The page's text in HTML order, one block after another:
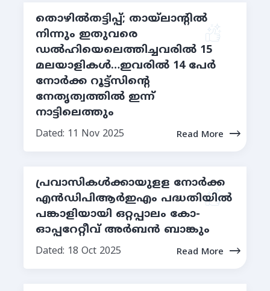
തൊഴില്‍തട്ടിപ്പ്; തായ്ലാന്റില്‍
നിന്നും ഇതുവരെ
ഡല്‍ഹിയെലെത്തിച്ചവരില്‍ 15
മലയാളികള്‍…ഇവരില്‍ 14 പേര്‍
നോര്‍ക്ക റൂട്ട്സിന്റെ
നേതൃത്വത്തില്‍ ഇന്ന്
നാട്ടിലെത്തും
Dated: 11 Nov 2025 Read More
പ്രവാസികള്‍ക്കായുളള നോര്‍ക്ക
എന്‍ഡിപിആര്‍ഇഎം പദ്ധതിയില്‍
പങ്കാളിയായി ഒറ്റപ്പാലം കോ-
ഓപ്പറേറ്റീവ് അര്‍ബന്‍ ബാങ്കും
Dated: 18 Oct 2025 Read More